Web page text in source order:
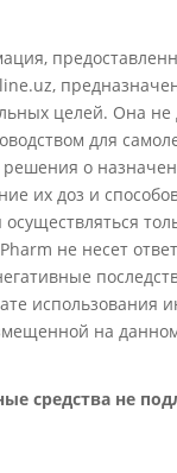
целей. Она не
для
о
их доз и
не несет
использования
на
средства не